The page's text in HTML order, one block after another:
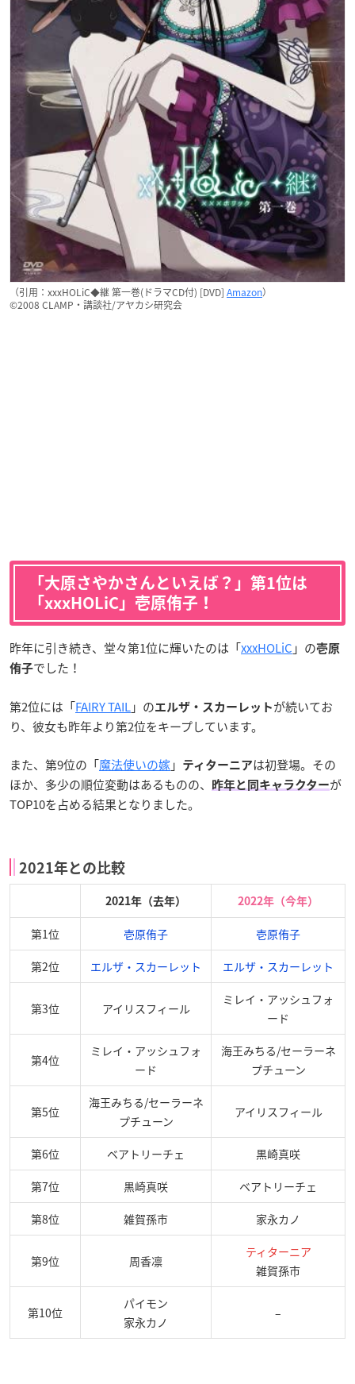
（引用：xxxHOLiC◆継 第一巻(ドラマCD付) [DVD] Amazon）
©2008 CLAMP・講談社/アヤカシ研究会
「大原さやかさんといえば？」第1位は
「xxxHOLiC」壱原侑子！
昨年に引き続き、堂々第1位に輝いたのは「xxxHOLiC 」の壱原
侑子でした！
第2位には「FAIRY TAIL」のエルザ・スカーレット が続いてお
り、彼女も昨年より第2位をキープしています。
また、第9位の「魔法使いの嫁」 ティターニアは初登場。その
ほか、多少の順位変動はあるものの、
昨年と同キャラクターが
TOP10を占める結果となりました。
2021年との比較
2021年（去年） 2022年（今年）
第1位 壱原侑子 壱原侑子
第2位 エルザ・スカーレット エルザ・スカーレット
第3位 アイリスフィール
ミレイ・アッシュフォ
ード
第4位
ミレイ・アッシュフォ
ード
海王みちる/セーラーネ
プチューン
第5位
海王みちる/セーラーネ
プチューン
アイリスフィール
第6位 ベアトリーチェ 黒崎真咲
第7位 黒崎真咲 ベアトリーチェ
第8位 雑賀孫市 家永カノ
第9位 周香凛
ティターニア
雑賀孫市
第10位
パイモン
家永カノ
–